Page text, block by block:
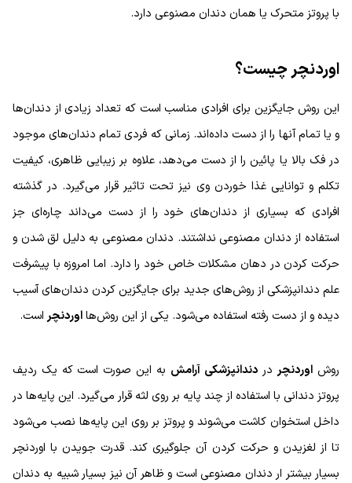
با پروتز متحرک یا همان دندان مصنوعی دارد.
اوردنچر چیست؟
این روش جایگزین برای افرادی مناسب است که تعداد زیادی از دندان‌ها
و یا تمام آنها را از دست داده‌اند. زمانی که فردی تمام دندان‌های موجود
در فک بالا یا پائین را از دست می‌دهد، علاوه بر زیبایی ظاهری، کیفیت
تکلم و توانایی غذا خوردن وی نیز تحت تاثیر قرار می‌گیرد. در گذشته
افرادی که بسیاری از دندان‌های خود را از دست می‌داند چاره‌ای جز
استفاده از دندان مصنوعی نداشتند. دندان مصنوعی به دلیل لق شدن و
حرکت کردن در دهان مشکلات خاص خود را دارد. اما امروزه با پیشرفت
علم دندانپزشکی از روش‌های جدید برای جایگزین کردن دندان‌های آسیب
دیده و از دست رفته استفاده می‌شود. یکی از این روش‌هااوردنچر است.
روش اوردنچردر دندانپزشکی آرامش به این صورت است که یک ردیف
پروتز دندانی با استفاده از چند پایه بر روی لثه قرار می‌گیرد. این پایه‌ها در
داخل استخوان کاشت می‌شوند و پروتز بر روی این پایه‌ها نصب می‌شود
تا از لغزیدن و حرکت کردن آن جلوگیری کند. قدرت جویدن با اوردنچر
بسیار بیشتر ار دندان مصنوعی است و ظاهر آن نیز بسیار شبیه به دندان